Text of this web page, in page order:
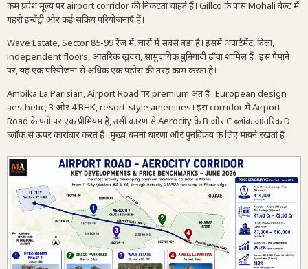
कम प्रवेश मूल्य पर airport corridor की निकटता चाहते हैं। Gillco के पास Mohali बेल्ट में
गहरी इन्वेंट्री और कई सक्रिय परियोजनाएँ हैं।
Wave Estate, Sector 85-99 रेंज में, चारों में सबसे बड़ा है। इसमें अपार्टमेंट, विला,
independent floors, आंतरिक खुदरा, सामुदायिक बुनियादी ढाँचा शामिल हैं। इस पैमाने
पर, यह एक परियोजना से अधिक एक पड़ोस की तरह काम करता है।
Ambika La Parisian, Airport Road पर premium अंत है। European design
aesthetic, 3 और 4 BHK, resort-style amenities। इस corridor में Airport
Road के पतों पर एक प्रीमियम है, उसी कारण से Aerocity के B और C ब्लॉक आंतरिक D
ब्लॉक से ऊपर कारोबार करते हैं। मुख्य धमनी धारणा और पुनर्विक्रय के लिए मायने रखती है।